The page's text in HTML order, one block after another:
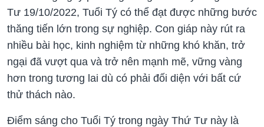
Tư 19/10/2022, Tuổi Tý có thể đạt được những bước
thăng tiến lớn trong sự nghiệp. Con giáp này rút ra
nhiều bài học, kinh nghiệm từ những khó khăn, trở
ngại đã vượt qua và trở nên mạnh mẽ, vững vàng
hơn trong tương lai dù có phải đối diện với bất cứ
thử thách nào.
Điểm sáng cho Tuổi Tý trong ngày Thứ Tư này là